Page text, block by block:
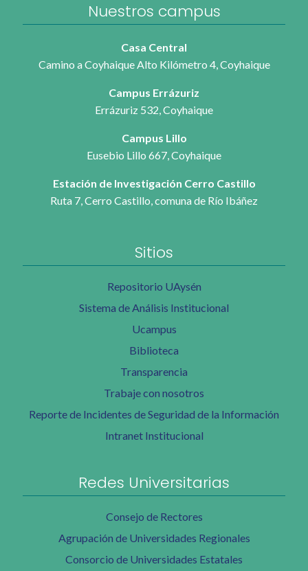
Nuestros campus
Casa Central
Camino a Coyhaique Alto Kilómetro 4, Coyhaique
Campus Errázuriz
Errázuriz 532, Coyhaique
Campus Lillo
Eusebio Lillo 667, Coyhaique
Estación de Investigación Cerro Castillo
Ruta 7, Cerro Castillo, comuna de Río Ibáñez
Sitios
Repositorio UAysén
Sistema de Análisis Institucional
Ucampus
Biblioteca
Transparencia
Trabaje con nosotros
Reporte de Incidentes de Seguridad de la Información
Intranet Institucional
Redes Universitarias
Consejo de Rectores
Agrupación de Universidades Regionales
Consorcio de Universidades Estatales